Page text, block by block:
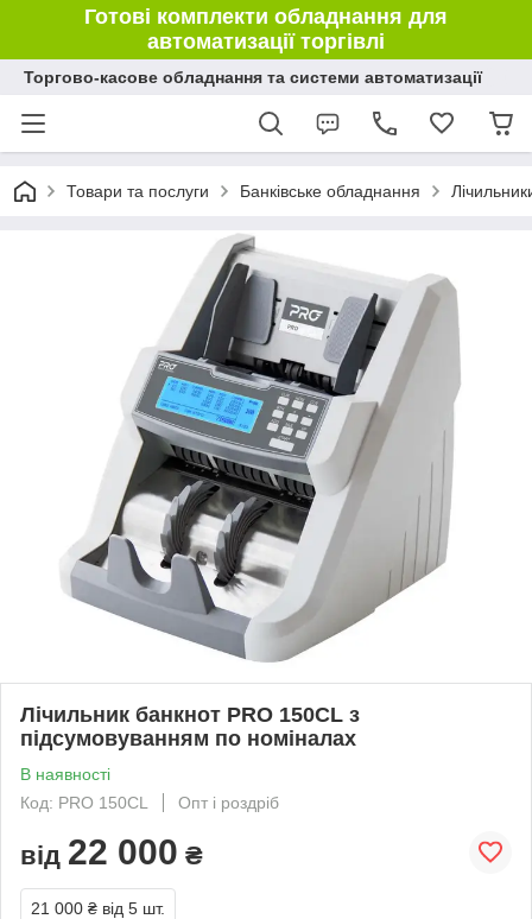
Готові комплекти обладнання для
автоматизації торгівлі
Торгово-касове обладнання та системи автоматизації
Товари та послуги Банківське обладнання
Лічильник банкнот PRO 150CL з
підсумовуванням по номіналах
В наявності
Код: PRO 150CL
Опт і роздріб
від 22 000 ₴
21 000 ₴ від 5 шт.